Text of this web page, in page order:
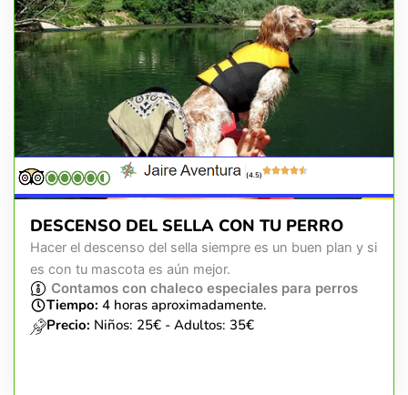
(4.5)
DESCENSO DEL SELLA CON TU PERRO
Hacer el descenso del sella siempre es un buen plan y si
es con tu mascota es aún mejor.
Contamos con chaleco especiales para perros
Tiempo: 4 horas aproximadamente.
Precio: Niños: 25€ - Adultos: 35€